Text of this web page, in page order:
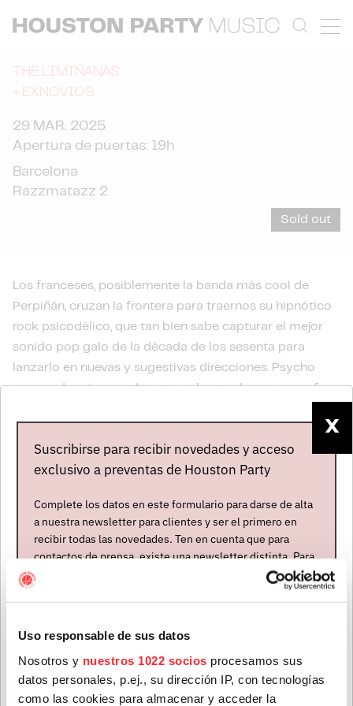
Uso responsable de sus datos
Nosotros y nuestros 1022 socios procesamos sus
datos personales, p.ej., su dirección IP, con tecnologías
como las cookies para almacenar y acceder la
THE LIMIÑANAS
+ EXNOVIOS
29 MAR. 2025
Apertura de puertas: 19h
Barcelona
Razzmatazz 2
Sold out
Los franceses, posiblemente la banda más cool de
Perpiñán, cruzan la frontera para traernos su hipnótico
rock psicodélico, que tan bien sabe capturar el mejor
sonido pop galo de la década de los sesenta para
lanzarlo en nuevas y sugestivas direcciones. Psycho
garage de primer orden, que sabe revolcarse en surf,
en el intento, sino hacerlo deslumbrante. Repasarán su
abundante discografía y presentarán temas de sus
últimos trabajos.
X
Suscribirse para recibir novedades y acceso
exclusivo a preventas de Houston Party
Complete los datos en este formulario para darse de alta
a nuestra newsletter para clientes y ser el primero en
recibir todas las novedades. Ten en cuenta que para
contactos de prensa, existe una newsletter distinta. Para
formar parte de ella, envíanos un mensaje a
Apellidos